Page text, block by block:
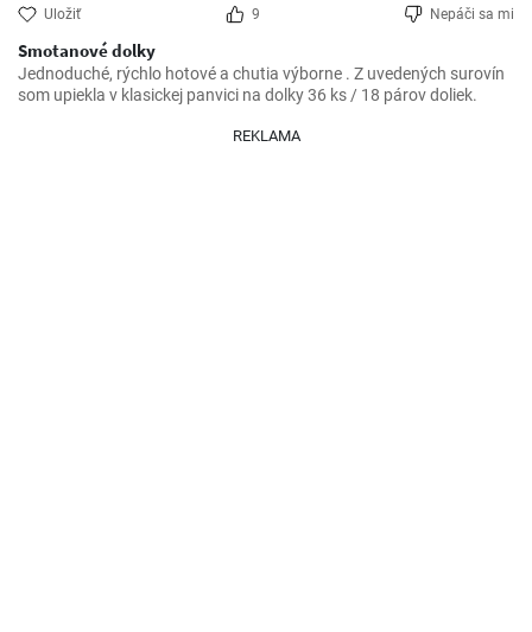
Uložiť 9 Nepáči sa mi
Smotanové dolky
Jednoduché, rýchlo hotové a chutia výborne . Z uvedených surovín
som upiekla v klasickej panvici na dolky 36 ks / 18 párov doliek.
REKLAMA